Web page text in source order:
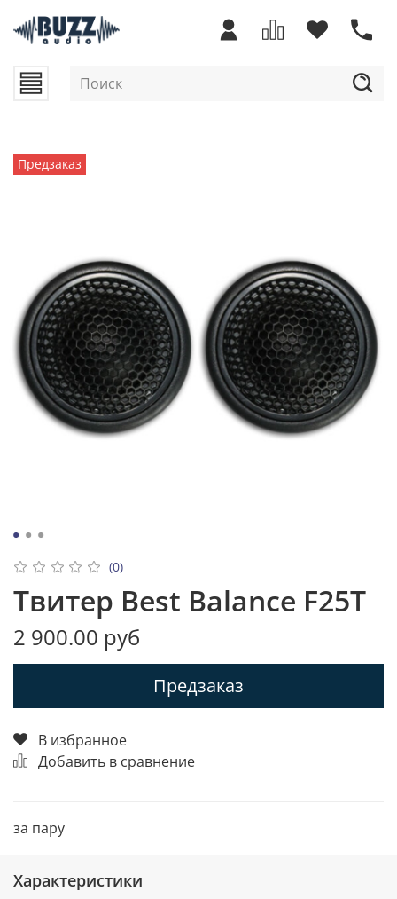
Предзаказ
(0)
Твитер Best Balance F25T
2 900.00 руб
Предзаказ
В избранное
Добавить в сравнение
за пару
Характеристики